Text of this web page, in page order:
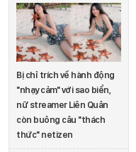
Bị chỉ trích về hành động
"nhạy cảm" với sao biển,
nữ streamer Liên Quân
còn buông câu "thách
thức" netizen